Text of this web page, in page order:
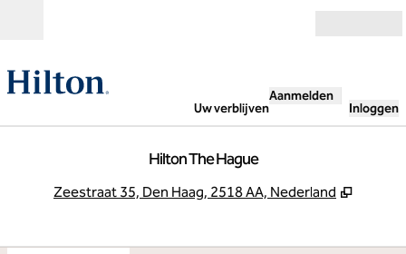
Uw verblijven
Aanmelden
Inloggen
Hilton The Hague
Zeestraat 35, Den Haag, 2518 AA, Nederland ,